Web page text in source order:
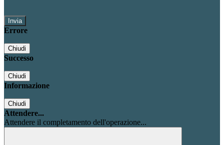
Errore
Chiudi
Successo
Chiudi
Informazione
Chiudi
Attendere...
Attendere il completamento dell'operazione...